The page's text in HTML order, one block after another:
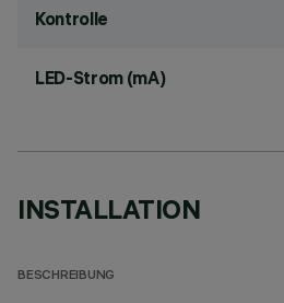
Kontrolle
LED-Strom (mA)
INSTALLATION
BESCHREIBUNG